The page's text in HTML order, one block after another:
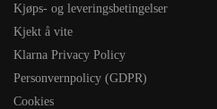
Kjøps- og leveringsbetingelser
Kjekt å vite
Klarna Privacy Policy
Personvernpolicy (GDPR)
Cookies